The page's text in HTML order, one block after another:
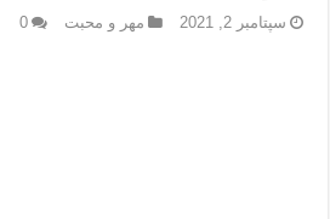
دعای قوی برای حاجات دنیا و آخرت –
سپتامبر 2, 2021 مهر و محبت 0